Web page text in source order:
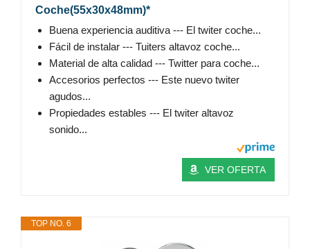
Coche(55x30x48mm)*
Buena experiencia auditiva --- El twiter coche...
Fácil de instalar --- Tuiters altavoz coche...
Material de alta calidad --- Twitter para coche...
Accesorios perfectos --- Este nuevo twiter
agudos...
Propiedades estables --- El twiter altavoz
sonido...
VER OFERTA
TOP NO. 6